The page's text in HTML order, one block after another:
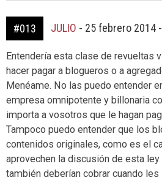
#013 JULIO - 25 febrero 2014
Entendería esta clase de revueltas
hacer pagar a blogueros o a
Menéame. No las puedo entender
empresa omnipotente y billonaria
importa a vosotros que le hagan
Tampoco puedo entender que los
contenidos originales, como es el
aprovechen la discusión de esta
también deberían cobrar cuando les